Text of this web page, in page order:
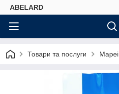
ABELARD
Товари та послуги Mapei